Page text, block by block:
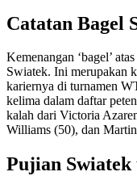
Catatan Bagel
Kemenangan ‘bagel’
Swiatek. Ini merupakan
kariernya di turnamen
kelima dalam daftar
kalah dari Victoria
Williams (50), dan
Pujian